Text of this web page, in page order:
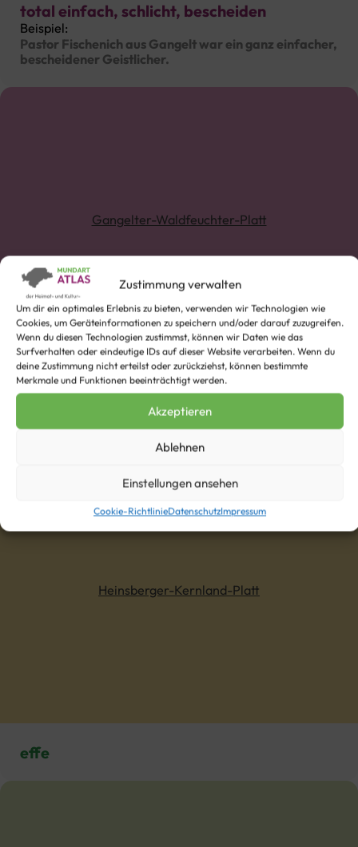
Zustimmung verwalten
Um dir ein optimales Erlebnis zu bieten, verwenden wir Technologien wie
Cookies, um Geräteinformationen zu speichern und/oder darauf zuzugreifen.
Wenn du diesen Technologien zustimmst, können wir Daten wie das
Surfverhalten oder eindeutige IDs auf dieser Website verarbeiten. Wenn du
deine Zustimmung nicht erteilst oder zurückziehst, können bestimmte
Merkmale und Funktionen beeinträchtigt werden.
Akzeptieren
Ablehnen
Einstellungen ansehen
Cookie-RichtlinieDatenschutzImpressum
total einfach, schlicht, bescheiden
Beispiel:
Pastor Fischenich aus Gangelt war ein ganz einfacher,
bescheidener Geistlicher.
Gangelter-Waldfeuchter-Platt
äffe
Beispiel:
Pastu’er Fischenich va Jangelt wo’ar ene janz äffe
Jeesleck.
Heinsberger-Kernland-Platt
effe